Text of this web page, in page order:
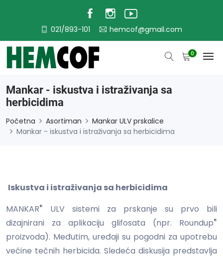
021/893-101 hemcof@gmail.com
0
Mankar - iskustva i istraživanja sa
herbicidima
Početna Asortiman
Mankar ULV prskalice
Mankar - iskustva i istraživanja sa herbicidima
Iskustva i istraživanja sa herbicidima
MANKAR®
ULV sistemi za prskanje su prvo bili
dizajnirani za aplikaciju glifosata (npr. Roundup®
proizvoda). Međutim, uređaji su pogodni za upotrebu
većine tečnih herbicida. Sledeća diskusija predstavlja